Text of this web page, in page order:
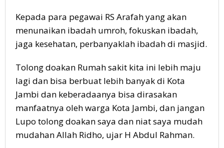
Kepada para pegawai RS Arafah yang akan
menunaikan ibadah umroh, fokuskan ibadah,
jaga kesehatan, perbanyaklah ibadah di masjid.
Tolong doakan Rumah sakit kita ini lebih maju
lagi dan bisa berbuat lebih banyak di Kota
Jambi dan keberadaanya bisa dirasakan
manfaatnya oleh warga Kota Jambi, dan jangan
Lupo tolong doakan saya dan niat saya mudah
mudahan Allah Ridho, ujar H Abdul Rahman.